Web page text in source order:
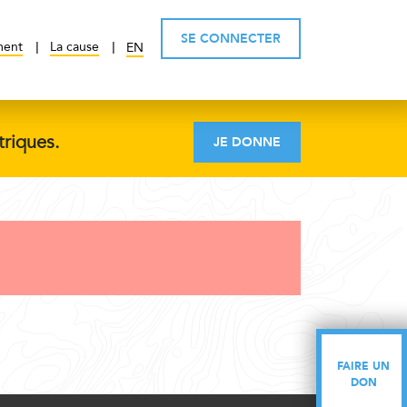
La cause EN
SE CONNECTER
FAIRE UN
DON
JE DONNE
FAIRE UN
DON